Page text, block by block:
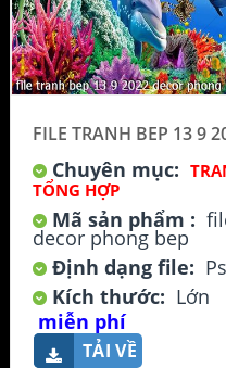
FILE TRANH BEP 13 9
Chuyên mục:
TỔNG HỢP
Mã sản phẩm :
decor phong bep
Định dạng file:
Kích thước: Lớn
miễn phí
TẢI VỀ